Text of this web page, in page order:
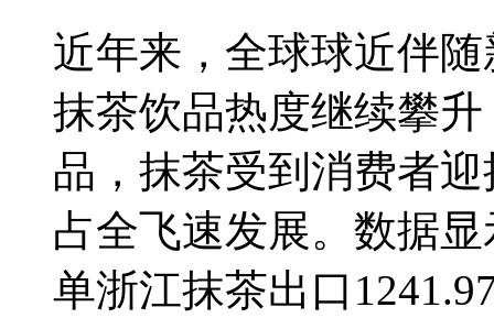
近年来，全球球近伴
抹茶饮品热度继续攀升
品，抹茶受到消费者
占全飞速发展。数据
单浙江抹茶出口